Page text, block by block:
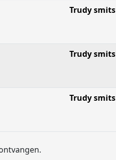
Trudy smits
Trudy smits
Trudy smits